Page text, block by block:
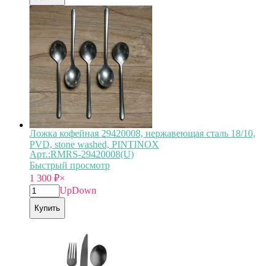
Ложка кофейная 29420008, нержавеющая сталь 18/10,
PVD, stone washed, PINTINOX
Арт.:RMRS-29420008(U)
Быстрый просмотр
1 300 ₽×
UpDown
Купить